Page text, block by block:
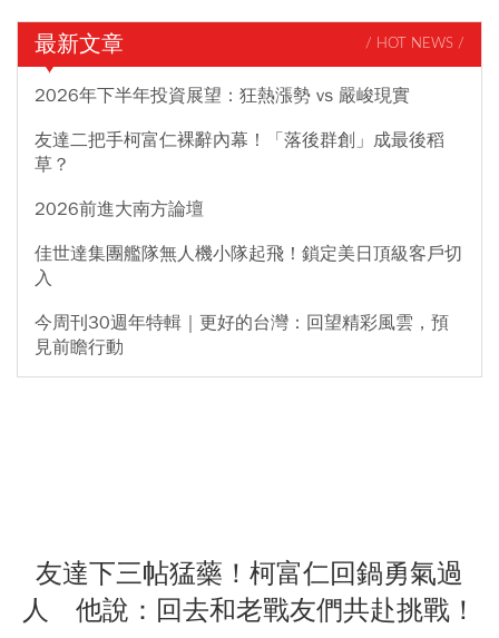
最新文章 / HOT NEWS /
2026年下半年投資展望：狂熱漲勢 vs 嚴峻現實
友達二把手柯富仁裸辭內幕！「落後群創」成最後稻
草？
2026前進大南方論壇
佳世達集團艦隊無人機小隊起飛！鎖定美日頂級客戶切
入
今周刊30週年特輯｜更好的台灣：回望精彩風雲，預
見前瞻行動
友達下三帖猛藥！柯富仁回鍋勇氣過
人 他說：回去和老戰友們共赴挑戰！